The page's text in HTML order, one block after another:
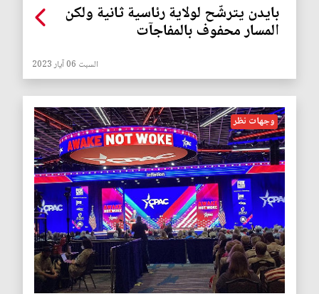
بايدن يترشّح لولاية رئاسية ثانية ولكن
المسار محفوف بالمفاجآت
السبت 06 آيار 2023
وجهات نظر